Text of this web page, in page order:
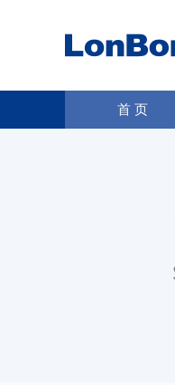
首 页